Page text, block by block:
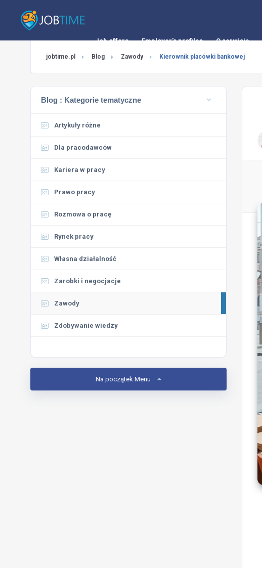
Job offers Employer's profiles O serwisie
jobtime.pl Blog Zawody Kierownik placówki bankowej
Blog : Kategorie tematyczne
Artykuły różne
Dla pracodawców
Kariera w pracy
Prawo pracy
Rozmowa o pracę
Rynek pracy
Własna działalność
Zarobki i negocjacje
Zawody
Zdobywanie wiedzy
Na początek Menu